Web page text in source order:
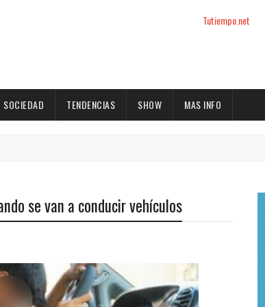
Tutiempo.net
SOCIEDAD TENDENCIAS SHOW MAS INFO
se van a conducir vehículos